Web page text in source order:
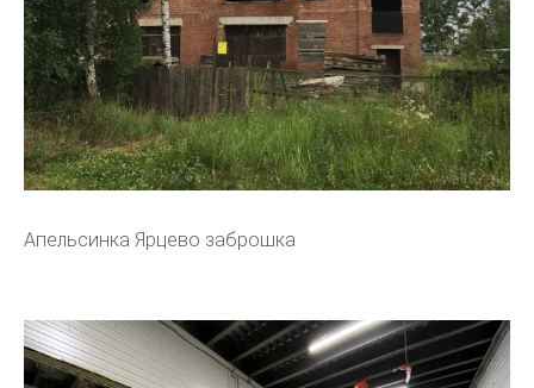
Апельсинка Ярцево заброшка